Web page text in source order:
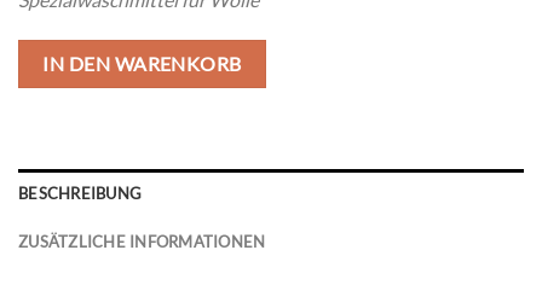
IN DEN WARENKORB
BESCHREIBUNG
ZUSÄTZLICHE INFORMATIONEN